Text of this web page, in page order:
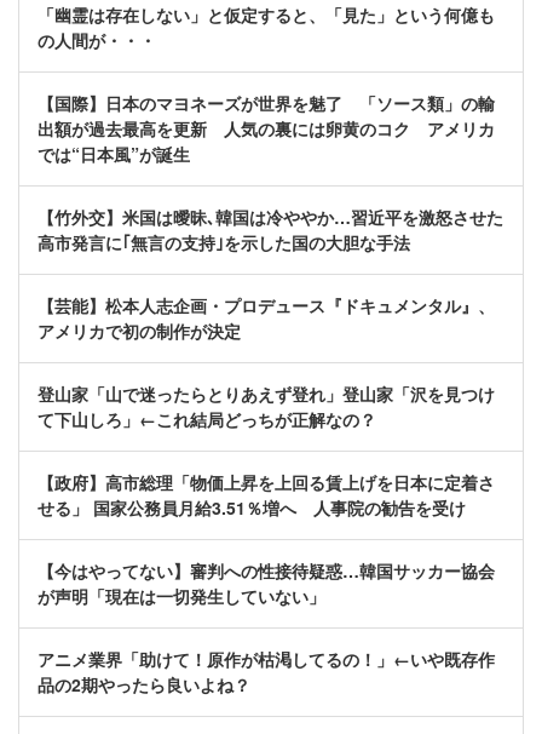
「幽霊は存在しない」と仮定すると、「見た」という何億も
の人間が・・・
【国際】日本のマヨネーズが世界を魅了 「ソース類」の輸
出額が過去最高を更新 人気の裏には卵黄のコク アメリカ
では“日本風”が誕生
【竹外交】米国は曖昧､韓国は冷ややか…習近平を激怒させた
高市発言に｢無言の支持｣を示した国の大胆な手法
【芸能】松本人志企画・プロデュース『ドキュメンタル』、
アメリカで初の制作が決定
登山家「山で迷ったらとりあえず登れ」登山家「沢を見つけ
て下山しろ」←これ結局どっちが正解なの？
【政府】高市総理「物価上昇を上回る賃上げを日本に定着さ
せる」 国家公務員月給3.51％増へ 人事院の勧告を受け
【今はやってない】審判への性接待疑惑…韓国サッカー協会
が声明「現在は一切発生していない」
アニメ業界「助けて！原作が枯渇してるの！」←いや既存作
品の2期やったら良いよね？